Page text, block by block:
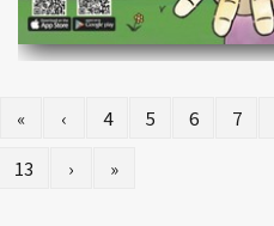
« ‹ 4 5 6 7
13
› »